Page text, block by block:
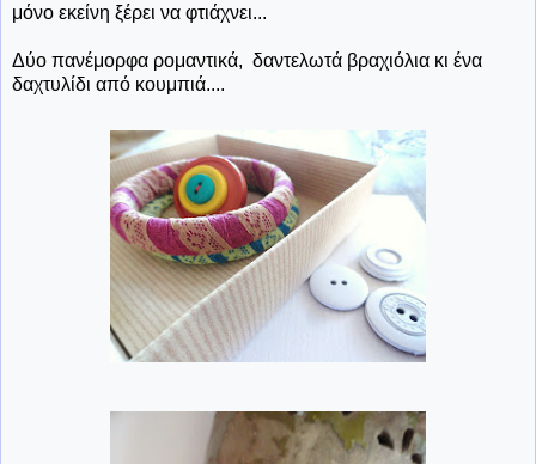
μόνο εκείνη ξέρει να φτιάχνει...
Δύο πανέμορφα ρομαντικά, δαντελωτά βραχιόλια κι ένα
δαχτυλίδι από κουμπιά....